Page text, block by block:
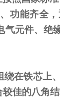
功能齐全
元件、绝
在铁芯上
佳的八角